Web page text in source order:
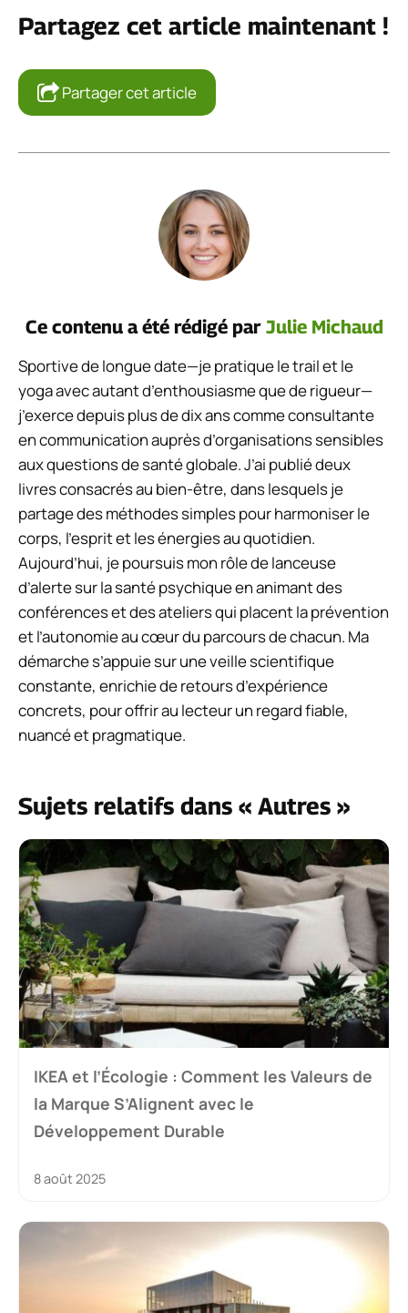
Partagez cet article maintenant !
Partager cet article
Ce contenu a été rédigé par Julie Michaud
Sportive de longue date—je pratique le trail et le
yoga avec autant d’enthousiasme que de rigueur—
j’exerce depuis plus de dix ans comme consultante
en communication auprès d’organisations sensibles
aux questions de santé globale. J’ai publié deux
livres consacrés au bien-être, dans lesquels je
partage des méthodes simples pour harmoniser le
corps, l’esprit et les énergies au quotidien.
Aujourd’hui, je poursuis mon rôle de lanceuse
d’alerte sur la santé psychique en animant des
conférences et des ateliers qui placent la prévention
et l’autonomie au cœur du parcours de chacun. Ma
démarche s’appuie sur une veille scientifique
constante, enrichie de retours d’expérience
concrets, pour offrir au lecteur un regard fiable,
nuancé et pragmatique.
Sujets relatifs dans « Autres »
IKEA et l’Écologie : Comment les Valeurs de
la Marque S’Alignent avec le
Développement Durable
8 août 2025